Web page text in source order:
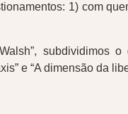
1) com
subdividimos
e “A dimensão da